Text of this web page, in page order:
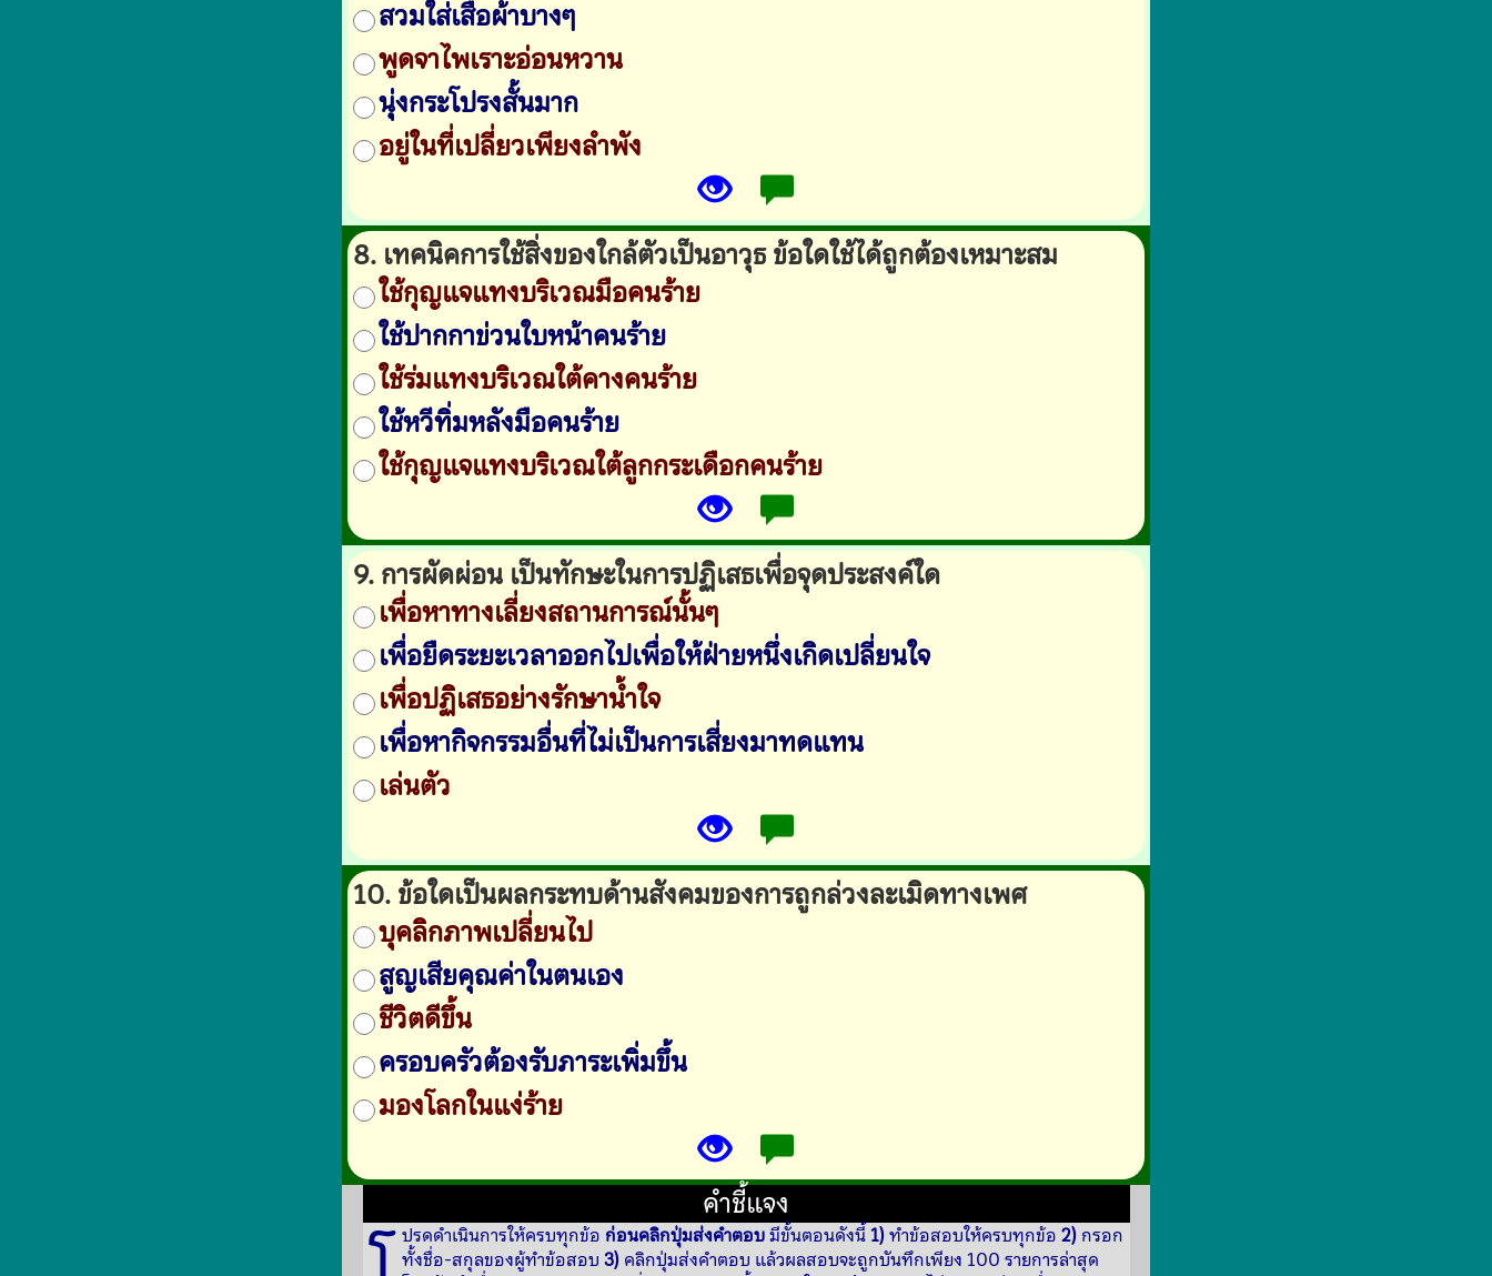
สวมใส่เสื้อผ้าบางๆ
พูดจาไพเราะอ่อนหวาน
นุ่งกระโปรงสั้นมาก
อยู่ในที่เปลี่ยวเพียงลำพัง
8. เทคนิคการใช้สิ่งของใกล้ตัวเป็นอาวุธ ข้อใดใช้ได้ถูกต้องเหมาะสม
ใช้กุญแจแทงบริเวณมือคนร้าย
ใช้ปากกาข่วนใบหน้าคนร้าย
ใช้ร่มแทงบริเวณใต้คางคนร้าย
ใช้หวีทิ่มหลังมือคนร้าย
ใช้กุญแจแทงบริเวณใต้ลูกกระเดือกคนร้าย
9. การผัดผ่อน เป็นทักษะในการปฏิเสธเพื่อจุดประสงค์ใด
เพื่อหาทางเลี่ยงสถานการณ์นั้นๆ
เพื่อยืดระยะเวลาออกไปเพื่อให้ฝ่ายหนึ่งเกิดเปลี่ยนใจ
เพื่อปฏิเสธอย่างรักษาน้ำใจ
เพื่อหากิจกรรมอื่นที่ไม่เป็นการเสี่ยงมาทดแทน
เล่นตัว
10. ข้อใดเป็นผลกระทบด้านสังคมของการถูกล่วงละเมิดทางเพศ
บุคลิกภาพเปลี่ยนไป
สูญเสียคุณค่าในตนเอง
ชีวิตดีขึ้น
ครอบครัวต้องรับภาระเพิ่มขึ้น
มองโลกในแง่ร้าย
คำชี้แจง
ปรดดำเนินการให้ครบทุกข้อ ก่อนคลิกปุ่มส่งคำตอบมีขั้นตอนดังนี้1)ทำข้อสอบให้ครบทุกข้อ2)กรอก
ทั้งชื่อ-สกุลของผู้ทำข้อสอบ3)คลิกปุ่มส่งคำตอบ แล้วผลสอบจะถูกบันทึกเพียง 100 รายการล่าสุด